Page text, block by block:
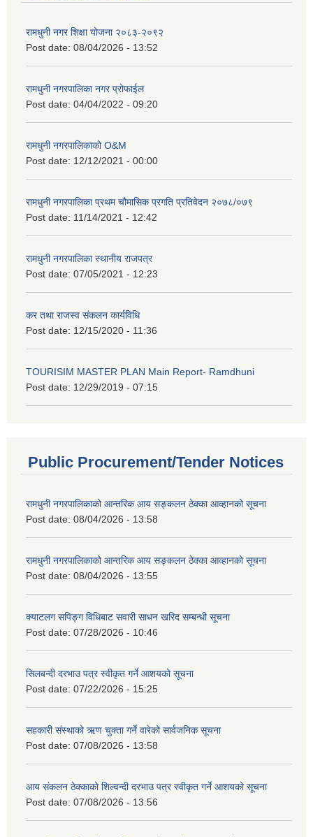
रामधुनी नगर शिक्षा योजना २०८३-२०९२
Post date: 08/04/2026 - 13:52
रामधुनी नगरपालिका नगर प्रोफाईल
Post date: 04/04/2022 - 09:20
रामधुनी नगरपालिकाको O&M
Post date: 12/12/2021 - 00:00
रामधुनी नगरपालिका प्रथम चौमासिक प्रगति प्रतिवेदन २०७८/०७९
Post date: 11/14/2021 - 12:42
रामधुनी नगरपालिका स्थानीय राजपत्र
Post date: 07/05/2021 - 12:23
कर तथा राजस्व संकलन कार्यविधि
Post date: 12/15/2020 - 11:36
TOURISIM MASTER PLAN Main Report- Ramdhuni
Post date: 12/29/2019 - 07:15
Public Procurement/Tender Notices
रामधुनी नगरपालिकाको आन्तरिक आय सङ्कलन ठेक्का आव्हानको सूचना
Post date: 08/04/2026 - 13:58
रामधुनी नगरपालिकाको आन्तरिक आय सङ्कलन ठेक्का आव्हानको सूचना
Post date: 08/04/2026 - 13:55
क्याटलग सपिङ्ग विधिबाट सवारी साधन खरिद सम्बन्धी सूचना
Post date: 07/28/2026 - 10:46
सिलबन्दी दरभाउ पत्र स्वीकृत गर्ने आशयको सूचना
Post date: 07/22/2026 - 15:25
सहकारी संस्थाको ऋण चुक्ता गर्ने वारेको सार्वजनिक सूचना
Post date: 07/08/2026 - 13:58
आय संकलन ठेक्काको शिल्वन्दी दरभाउ पत्र स्वीकृत गर्ने आशयको सूचना
Post date: 07/08/2026 - 13:56